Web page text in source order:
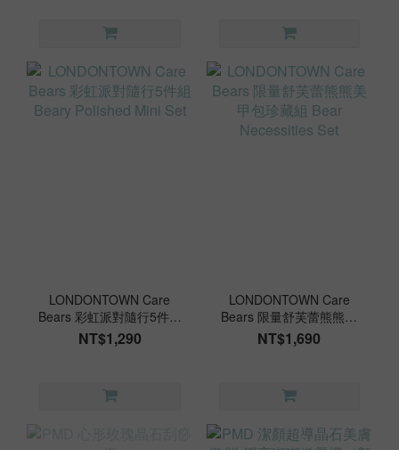
LONDONTOWN Care
Bears 彩虹派對隨行5件組
Beary Polished Mini Set
NT$1,290
LONDONTOWN Care
Bears 限量舒芙蕾熊熊美
甲包珍藏組 Bear
Necessities Set
NT$1,690